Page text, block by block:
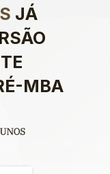
JÁ
MBA